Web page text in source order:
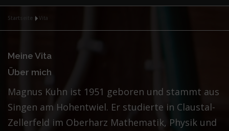
SHOP
Startseite »Vita
Meine Vita
Über mich
Magnus Kuhn ist 1951 geboren und stammt aus
Singen am Hohentwiel. Er studierte in Claustal-
Zellerfeld im Oberharz Mathematik, Physik und